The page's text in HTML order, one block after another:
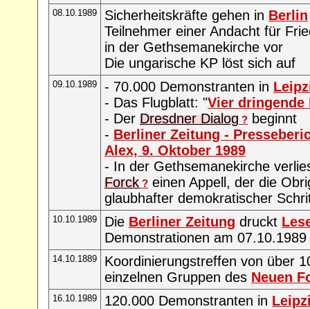
08.10.1989 Sicherheitskräfte gehen in Berlin
Teilnehmer einer Andacht für
in der Gethsemanekirche vor
Die ungarische KP löst sich auf
09.10.1989 - 70.000 Demonstranten in
- Das Flugblatt: "Vier dringende
- Der Dresdner Dialog ? beginnt
- Berliner Zeitung -
Alex, 9. Oktober 1989
- In der Gethsemanekirche
Forck ? einen Appell, der die
glaubhafter demokratischer
10.10.1989 Die Berliner Zeitung druckt
Demonstrationen am 07.10.1989
14.10.1889
Koordinierungstreffen von über
einzelnen Gruppen des Neuen
16.10.1989 120.000 Demonstranten in